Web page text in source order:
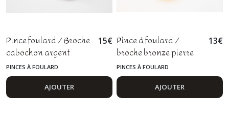
Pince foulard / Broche
cabochon argent
pierre bleu agate fleur
rose
15€
PINCES À FOULARD
AJOUTER
Pince à foulard /
broche bronze pierre
rose quartz bleu ambre
13€
PINCES À FOULARD
AJOUTER